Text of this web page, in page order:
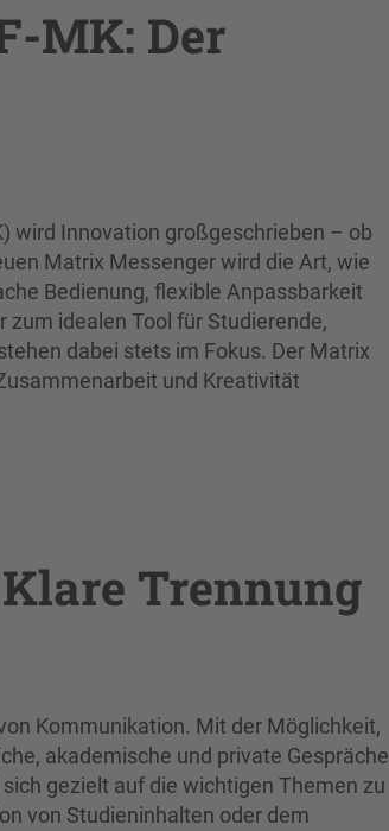
MK: Der
wird Innovation großgeschrieben – ob
Matrix Messenger wird die Art, wie
Bedienung, flexible Anpassbarkeit
idealen Tool für Studierende,
dabei stets im Fokus. Der Matrix
und Kreativität
Trennung
Kommunikation. Mit der Möglichkeit,
akademische und private Gespräche
gezielt auf die wichtigen Themen zu
von Studieninhalten oder dem